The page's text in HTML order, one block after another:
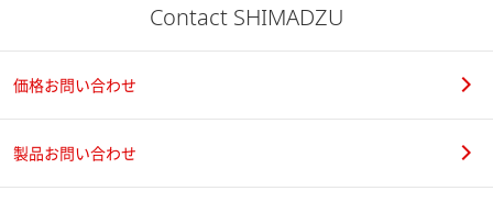
Contact SHIMADZU
価格お問い合わせ
製品お問い合わせ